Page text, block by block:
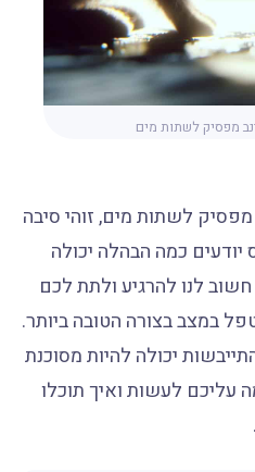
מפסיק לשתות מים
לשתות מים, זוהי סיבה
כמה הבהלה יכולה
לנו להרגיע ולתת לכם
במצב בצורה הטובה ביותר.
יכולה להיות מסוכנת
עליכם לעשות ואיך תוכלו